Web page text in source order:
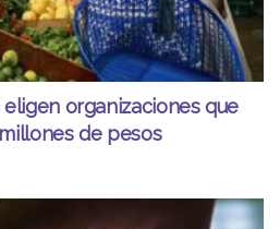
organizaciones que
de pesos